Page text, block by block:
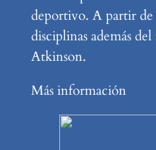
deportivo. A partir de
disciplinas además
Atkinson.
Más información